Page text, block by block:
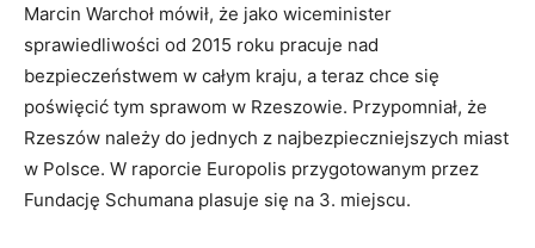
Marcin Warchoł mówił, że jako wiceminister
sprawiedliwości od 2015 roku pracuje nad
bezpieczeństwem w całym kraju, a teraz chce się
poświęcić tym sprawom w Rzeszowie. Przypomniał, że
Rzeszów należy do jednych z najbezpieczniejszych miast
w Polsce. W raporcie Europolis przygotowanym przez
Fundację Schumana plasuje się na 3. miejscu.